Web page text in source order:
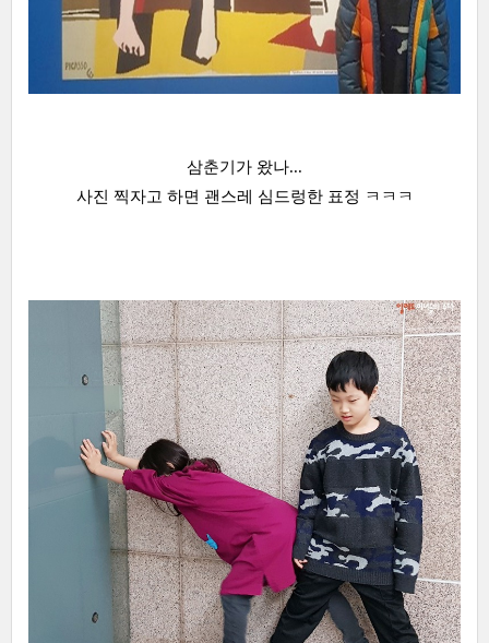
삼춘기가 왔나...
사진 찍자고 하면 괜스레 심드렁한 표정 ㅋㅋㅋ